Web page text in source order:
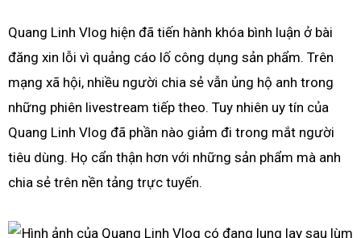
Quang Linh Vlog hiện đã tiến hành khóa bình luận ở bài
đăng xin lỗi vì quảng cáo lố công dụng sản phẩm. Trên
mạng xã hội, nhiều người chia sẻ vẫn ủng hộ anh trong
những phiên livestream tiếp theo. Tuy nhiên uy tín của
Quang Linh Vlog đã phần nào giảm đi trong mắt người
tiêu dùng. Họ cẩn thận hơn với những sản phẩm mà anh
chia sẻ trên nền tảng trực tuyến.